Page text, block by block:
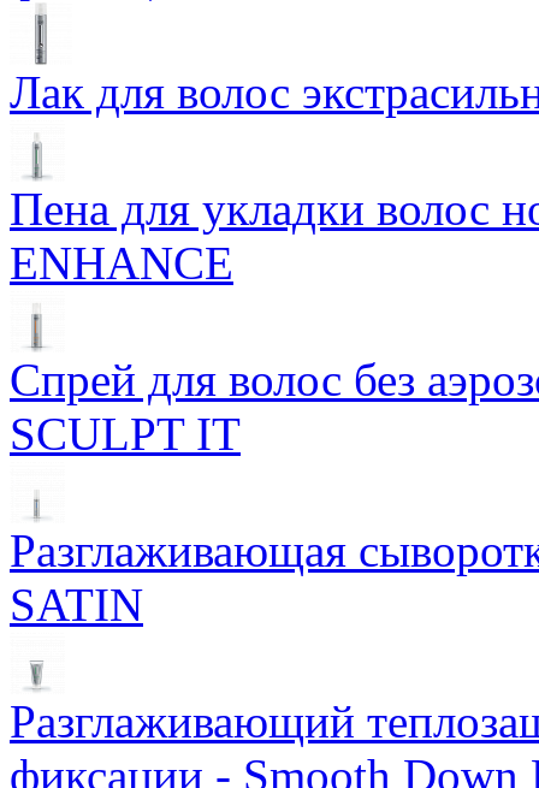
Лак для волос
Пена для укладки волос
ENHANCE
Спрей для волос без
SCULPT IT
Разглаживающая
SATIN
Разглаживающий
фиксации - Smooth Down